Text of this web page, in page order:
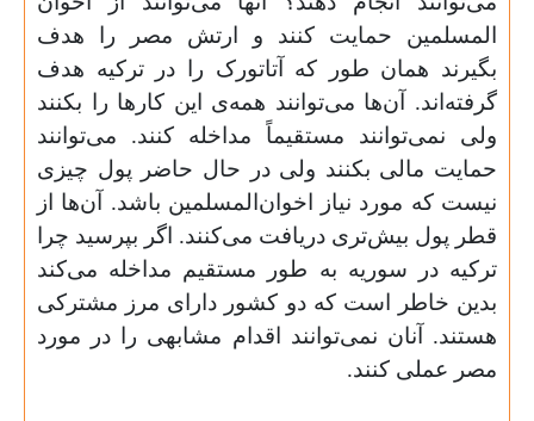
المسلمین حمایت کنند و ارتش مصر را هدف
بگیرند همان طور که آتاتورک را در ترکیه هدف
گرفته‌اند. آن‌ها می‌توانند همه‌ی این کارها را بکنند
ولی نمی‌توانند مستقیماً مداخله کنند. می‌توانند
حمایت مالی بکنند ولی در حال حاضر پول چیزی
نیست که مورد نیاز اخوان‌المسلمین باشد. آن‌ها از
قطر پول بیش‌تری دریافت می‌کنند. اگر بپرسید چرا
ترکیه در سوریه به طور مستقیم مداخله می‌کند
بدین خاطر است که دو کشور دارای مرز مشترکی
هستند. آنان نمی‌توانند اقدام مشابهی را در مورد
مصر عملی کنند.